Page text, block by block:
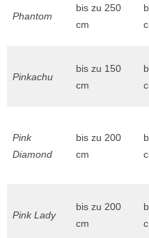
Phantom
bis zu 250
cm
Pinkachu
bis zu 150
cm
Pink
Diamond
bis zu 200
cm
Pink Lady
bis zu 200
cm